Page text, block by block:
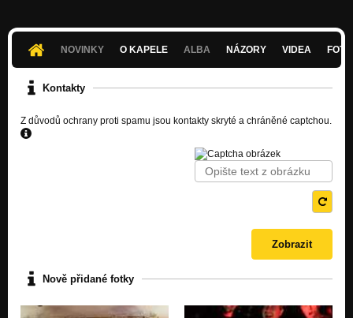
NOVINKY O KAPELE ALBA NÁZORY VIDEA
Kontakty
Z důvodů ochrany proti spamu jsou kontakty skryté a chráněné captchou.
Nově přidané fotky